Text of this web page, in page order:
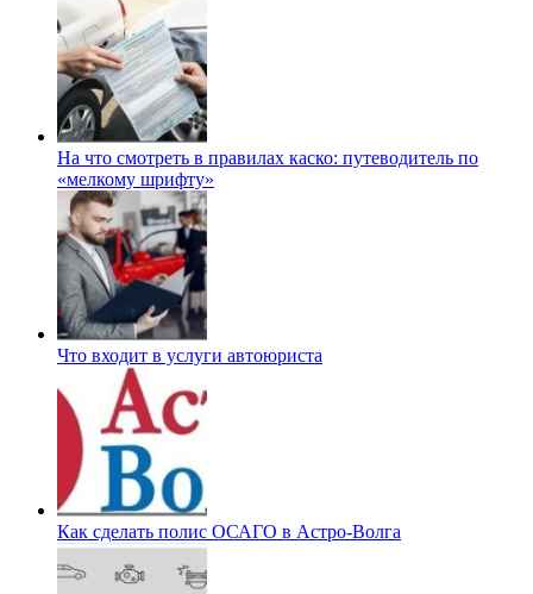
На что смотреть в правилах каско: путеводитель по
«мелкому шрифту»
Что входит в услуги автоюриста
Как сделать полис ОСАГО в Астро-Волга